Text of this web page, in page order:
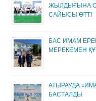
ЖЫЛДЫҒЫНА
САЙЫСЫ ӨТТІ
БАС ИМАМ
МЕРЕКЕМЕН
АТЫРАУДА
БАСТАЛДЫ